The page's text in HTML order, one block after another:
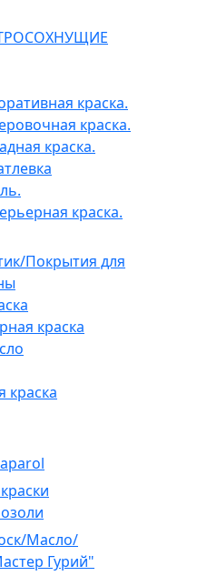
краска.
краска.
краска.
краска.
Покрытия для
краска
краска
Масло/
Гурий"